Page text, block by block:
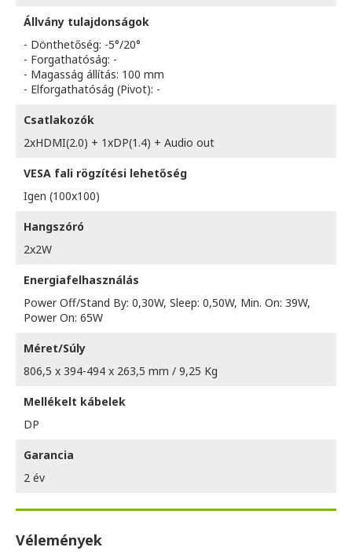
Állvány tulajdonságok
- Dönthetőség: -5°/20°
- Forgathatóság: -
- Magasság állítás: 100 mm
- Elforgathatóság (Pivot): -
Csatlakozók
2xHDMI(2.0) + 1xDP(1.4) + Audio out
VESA fali rögzítési lehetőség
Igen (100x100)
Hangszóró
2x2W
Energiafelhasználás
Power Off/Stand By: 0,30W, Sleep: 0,50W, Min. On: 39W,
Power On: 65W
Méret/Súly
806,5 x 394-494 x 263,5 mm / 9,25 Kg
Mellékelt kábelek
DP
Garancia
2 év
Vélemények